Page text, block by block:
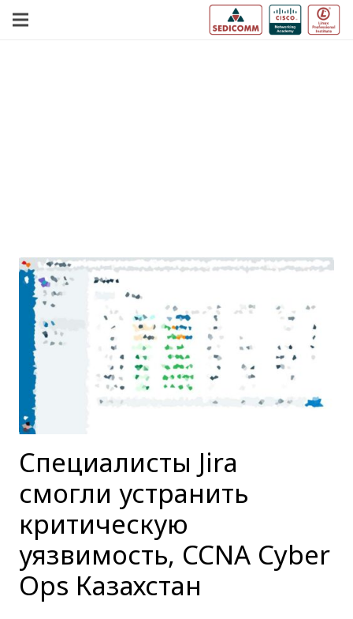
Специалисты Jira
смогли устранить
критическую
уязвимость, CCNA Cyber
Ops Казахстан